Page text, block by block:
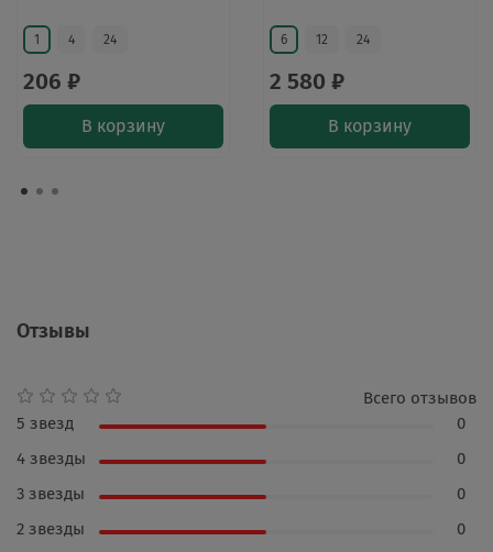
1 4 24
206 ₽
В корзину
6 12 24
2 580 ₽
В корзину
Отзывы
Всего отзывов
5 звезд
0
4 звезды
0
3 звезды
0
2 звезды
0